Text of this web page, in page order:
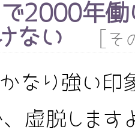
2000年働
ない
そ
なり強い印
、虚脱しま